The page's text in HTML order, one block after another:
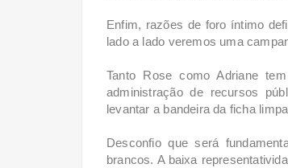
Enfim, razões de foro íntimo
lado a lado veremos uma
Tanto Rose como Adriane
administração de recursos
levantar a bandeira da ficha
Desconfio que será
brancos. A baixa